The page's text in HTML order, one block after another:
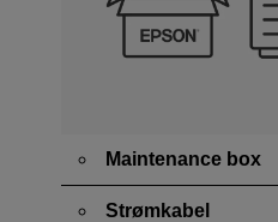
Maintenance box
Strømkabel